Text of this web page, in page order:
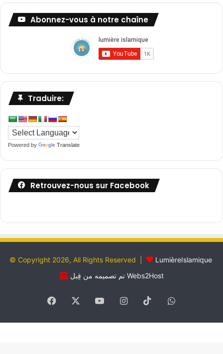
Abonnez-vous à notre chaîne
Traduire:
Powered by Translate
Retrouvez-nous sur Facebook
© Copyright 2026, All Rights Reserved |
LumièreIslamique
تم تصميمه من قِبل Webs2Host
Facebook YouTubeInstagram
TikTokWhatsApp